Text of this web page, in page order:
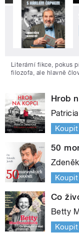
Literární fikce, pokus
filozofa, ale hlavně
Hrob
Koupit
50
Koupit
Co
Betty
Koupit